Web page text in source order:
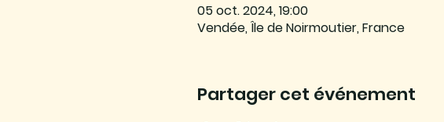
05 oct. 2024, 19:00
Vendée, Île de Noirmoutier, France
Partager cet événement